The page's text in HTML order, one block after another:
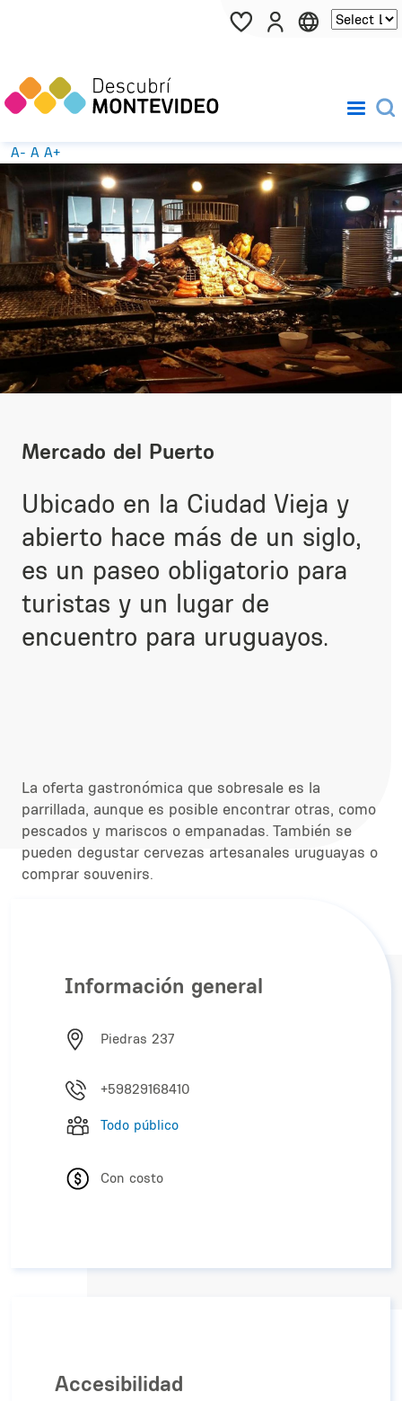
Pasar al contenido principal
A- A A+
Mercado del Puerto
Ubicado en la Ciudad Vieja y
abierto hace más de un siglo,
es un paseo obligatorio para
turistas y un lugar de
encuentro para uruguayos.
La oferta gastronómica que sobresale es la
parrillada, aunque es posible encontrar otras, como
pescados y mariscos o empanadas. También se
pueden degustar cervezas artesanales uruguayas o
comprar souvenirs.
Información general
Piedras 237
+59829168410
Todo público
Con costo
Accesibilidad